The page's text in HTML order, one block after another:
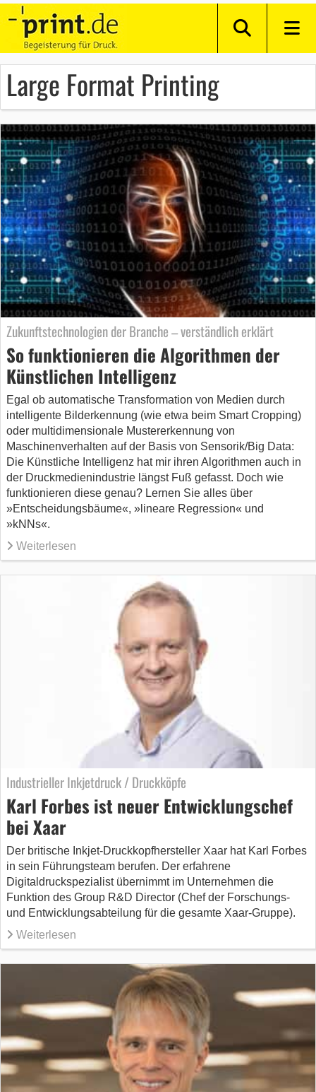
Large Format Printing
Zukunftstechnologien der Branche – verständlich erklärt
So funktionieren die Algorithmen der
Künstlichen Intelligenz
Egal ob automatische Transformation von Medien durch
intelligente Bilderkennung (wie etwa beim Smart Cropping)
oder multidimensionale Mustererkennung von
Maschinenverhalten auf der Basis von Sensorik/Big Data:
Die Künstliche Intelligenz hat mir ihren Algorithmen auch in
der Druckmedienindustrie längst Fuß gefasst. Doch wie
funktionieren diese genau? Lernen Sie alles über
»Entscheidungsbäume«, »lineare Regression« und
»kNNs«.
Weiterlesen
Industrieller Inkjetdruck / Druckköpfe
Karl Forbes ist neuer Entwicklungschef
bei Xaar
Der britische Inkjet-Druckkopfhersteller Xaar hat Karl Forbes
in sein Führungsteam berufen. Der erfahrene
Digitaldruckspezialist übernimmt im Unternehmen die
Funktion des Group R&D Director (Chef der Forschungs-
und Entwicklungsabteilung für die gesamte Xaar-Gruppe).
Weiterlesen